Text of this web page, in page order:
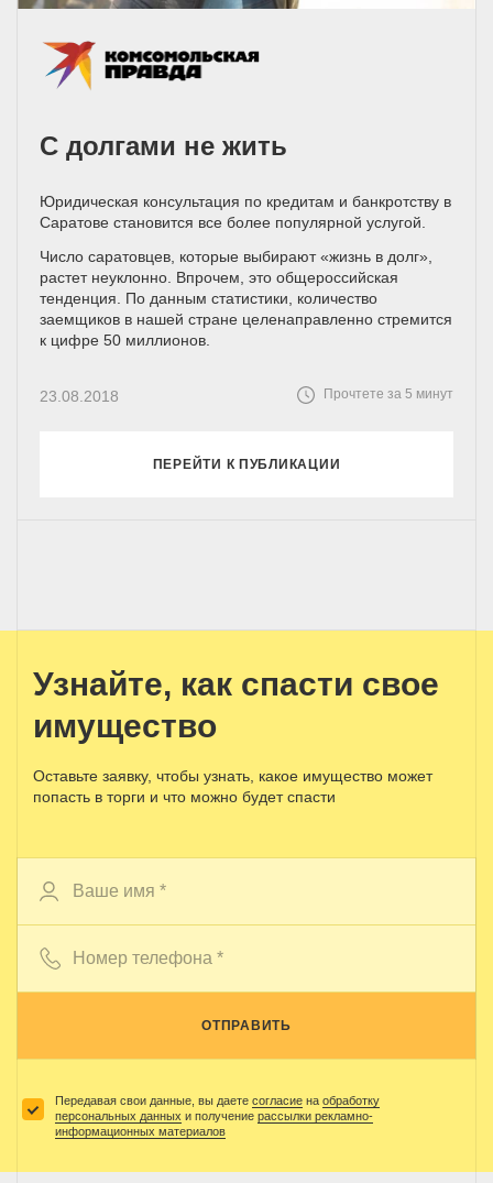
С долгами не жить
Юридическая консультация по кредитам и банкротству в
Саратове становится все более популярной услугой.
Число саратовцев, которые выбирают «жизнь в долг»,
растет неуклонно. Впрочем, это общероссийская
тенденция. По данным статистики, количество
заемщиков в нашей стране целенаправленно стремится
к цифре 50 миллионов.
23.08.2018 Прочтете за 5 минут
ПЕРЕЙТИ К ПУБЛИКАЦИИ
Узнайте, как спасти свое
имущество
Оставьте заявку, чтобы узнать, какое имущество может
попасть в торги и что можно будет спасти
ОТПРАВИТЬ
Передавая свои данные, вы даете согласие на обработку
персональных данных и получение рассылки рекламно-
информационных материалов